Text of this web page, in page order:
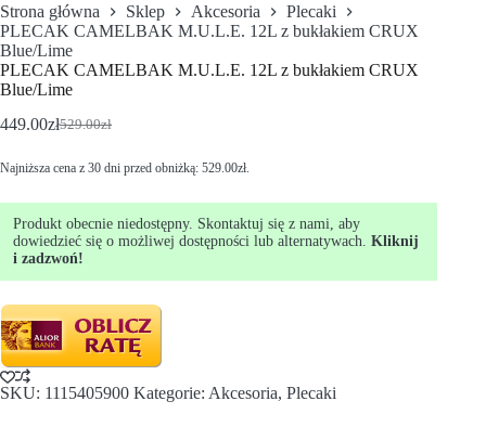
Strona główna Sklep Akcesoria
Plecaki
PLECAK CAMELBAK M.U.L.E. 12L z bukłakiem CRUX
Blue/Lime
PLECAK CAMELBAK M.U.L.E. 12L z bukłakiem CRUX
Blue/Lime
529.00zł
449.00zł
Najniższa cena z 30 dni przed obniżką: 529.00zł.
Produkt obecnie niedostępny. Skontaktuj się z nami, aby
dowiedzieć się o możliwej dostępności lub alternatywach. Kliknij
i zadzwoń!
SKU: 1115405900 Kategorie: Akcesoria, Plecaki